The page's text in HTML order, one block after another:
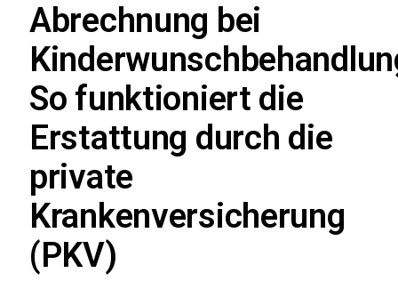
Abrechnung bei
So funktioniert die
Erstattung durch die
private
Krankenversicherung
(PKV)